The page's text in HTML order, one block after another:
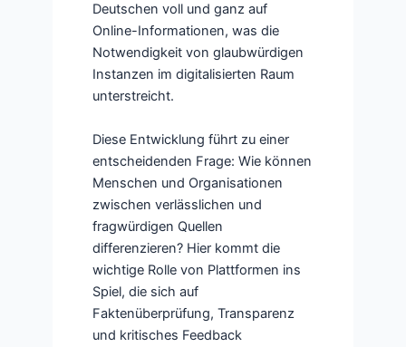
Deutschen voll und ganz auf
Online-Informationen, was die
Notwendigkeit von glaubwürdigen
Instanzen im digitalisierten Raum
unterstreicht.
Diese Entwicklung führt zu einer
entscheidenden Frage: Wie können
Menschen und Organisationen
zwischen verlässlichen und
fragwürdigen Quellen
differenzieren? Hier kommt die
wichtige Rolle von Plattformen ins
Spiel, die sich auf
Faktenüberprüfung, Transparenz
und kritisches Feedback